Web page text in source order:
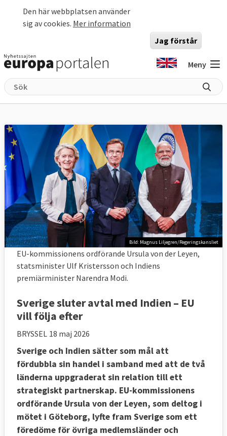
Den här webbplatsen använder
sig av cookies. Mer information
Jag förstår
Meny
Bild: Magnus Liljegren/Regeringskansliet
EU-kommissionens ordförande Ursula von der Leyen,
statsminister Ulf Kristersson och Indiens
premiärminister Narendra Modi.
Sverige sluter avtal med Indien – EU
vill följa efter
BRYSSEL 18 maj 2026
Sverige och Indien sätter som mål att
fördubbla sin handel i samband med att de två
länderna uppgraderat sin relation till ett
strategiskt partnerskap. EU-kommissionens
ordförande Ursula von der Leyen, som deltog i
mötet i Göteborg, lyfte fram Sverige som ett
föredöme för övriga medlemsländer och